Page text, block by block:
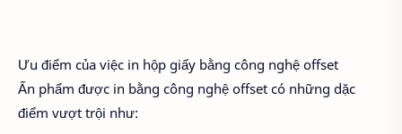
Ưu điểm của việc in hộp giấy bằng công nghệ offset
Ấn phẩm được in bằng công nghệ offset có những dặc
điểm vượt trội như: